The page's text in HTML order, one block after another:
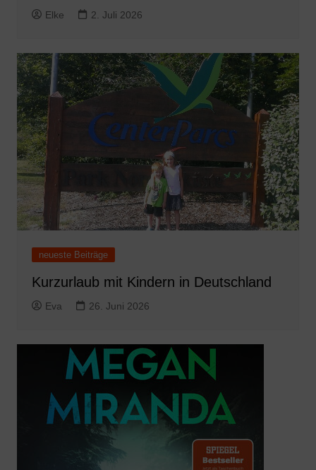
Elke 2. Juli 2026
neueste Beiträge
Kurzurlaub mit Kindern in Deutschland
Eva 26. Juni 2026